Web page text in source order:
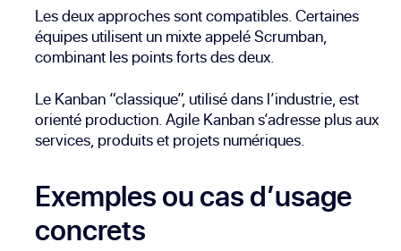
Les deux approches sont compatibles. Certaines
équipes utilisent un mixte appelé Scrumban,
combinant les points forts des deux.
Le Kanban “classique”, utilisé dans l’industrie, est
orienté production. Agile Kanban s’adresse plus aux
services, produits et projets numériques.
Exemples ou cas d’usage
concrets